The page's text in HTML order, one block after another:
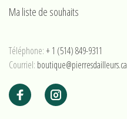
Ma liste de souhaits
Téléphone:+ 1 (514) 849-9311
Courriel: boutique@pierresdailleurs.ca